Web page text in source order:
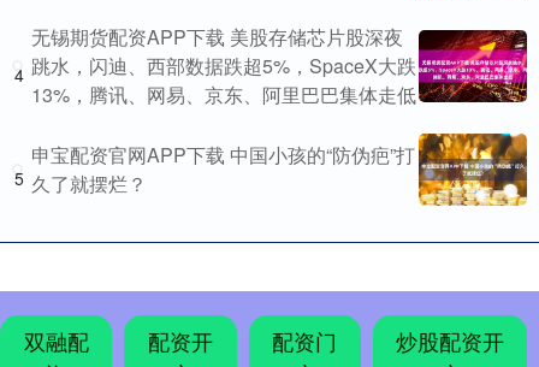
4
无锡期货配资APP下载 美股存储芯片股深夜
跳水，闪迪、西部数据跌超5%，SpaceX大跌
13%，腾讯、网易、京东、阿里巴巴集体走低
5
申宝配资官网APP下载 中国小孩的“防伪疤”打
久了就摆烂？
双融配
配资开
配资门
炒股配资开